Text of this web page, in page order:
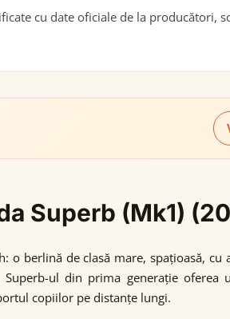
cu date oficiale de la producători,
Superb (Mk1)
berlină de clasă mare, spațioasă,
ul din prima generație oferea
copiilor pe distanțe lungi.